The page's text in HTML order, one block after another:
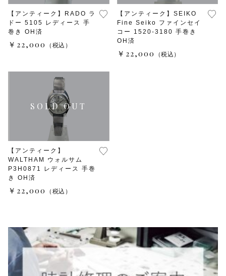
【アンティーク】RADO ラ
ドー 5105 レディース 手
巻き OH済
￥22,000 （税込）
【アンティーク】SEIKO
Fine Seiko ファインセイ
コー 1520-3180 手巻き
OH済
￥22,000 （税込）
【アンティーク】
WALTHAM ウォルサム
P3H0871 レディース 手巻
き OH済
￥22,000 （税込）